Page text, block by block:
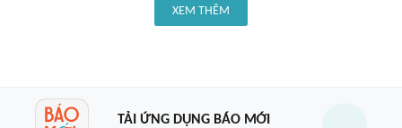
XEM THÊM
TẢI ỨNG DỤNG BÁO MỚI